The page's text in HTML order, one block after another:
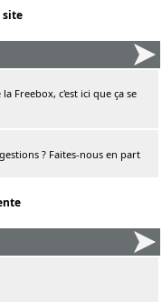
site
Freebox, c'est ici que ça se
? Faites-nous en part